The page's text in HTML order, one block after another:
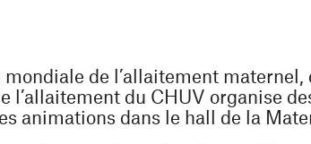
mondiale de l’allaitement maternel,
l’allaitement du CHUV organise
animations dans le hall de la